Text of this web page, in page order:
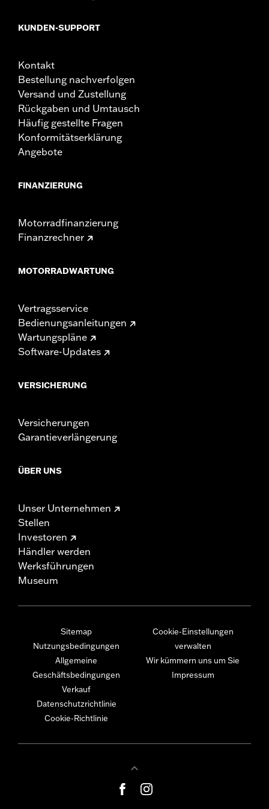
KUNDEN-SUPPORT
Kontakt
Bestellung nachverfolgen
Versand und Zustellung
Rückgaben und Umtausch
Häufig gestellte Fragen
Konformitätserklärung
Angebote
FINANZIERUNG
Motorradfinanzierung
Finanzrechner
MOTORRADWARTUNG
Vertragsservice
Bedienungsanleitungen
Wartungspläne
Software-Updates
VERSICHERUNG
Versicherungen
Garantieverlängerung
ÜBER UNS
Unser Unternehmen
Stellen
Investoren
Händler werden
Werksführungen
Museum
Sitemap
Nutzungsbedingungen
Allgemeine
Geschäftsbedingungen
Verkauf
Datenschutzrichtlinie
Cookie-Richtlinie
Cookie-Einstellungen
verwalten
Wir kümmern uns um Sie
Impressum